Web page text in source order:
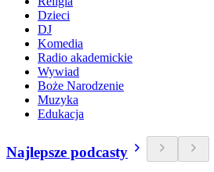
Dzieci
DJ
Komedia
Radio akademickie
Wywiad
Boże Narodzenie
Muzyka
Edukacja
Najlepsze podcasty